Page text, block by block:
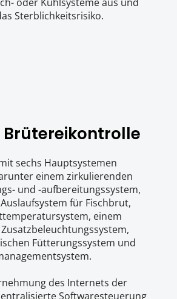
Sterblichkeitsrisiko.
Brütereikontrolle
sechs Hauptsystemen
einem zirkulierenden
und -aufbereitungssystem,
für Fischbrut,
einem
Fütterungssystem und
des Internets der
Softwaresteuerung